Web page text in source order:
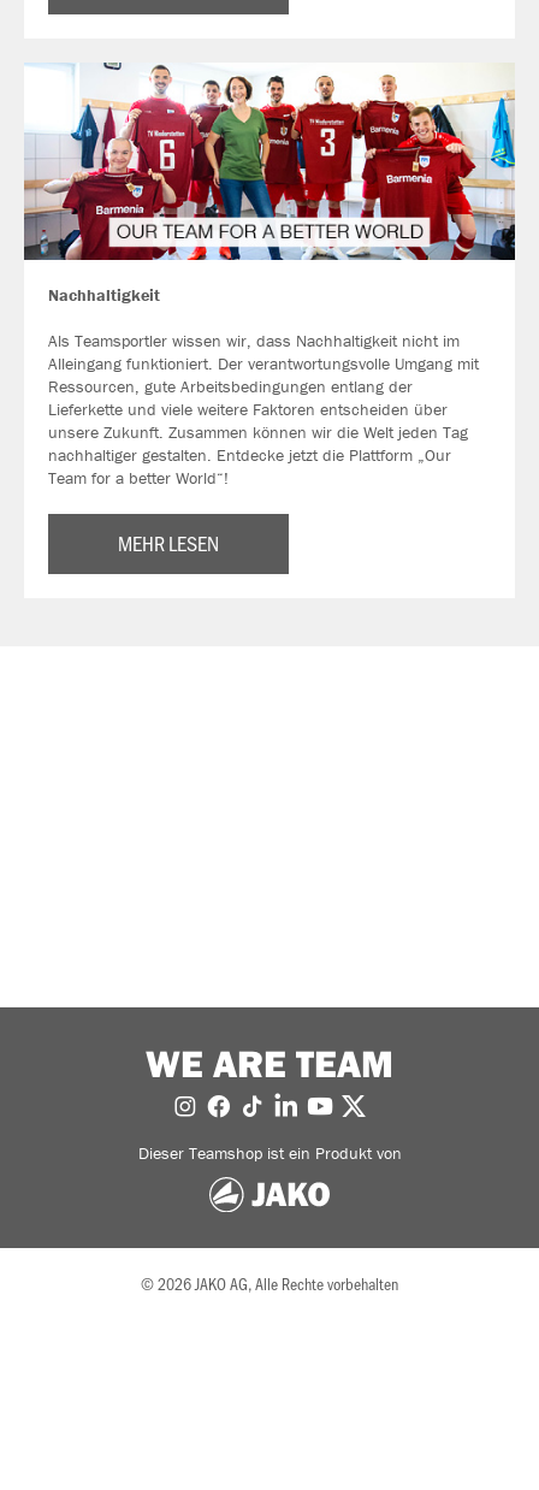
Nachhaltigkeit
Als Teamsportler wissen wir, dass Nachhaltigkeit nicht im
Alleingang funktioniert. Der verantwortungsvolle Umgang mit
Ressourcen, gute Arbeitsbedingungen entlang der
Lieferkette und viele weitere Faktoren entscheiden über
unsere Zukunft. Zusammen können wir die Welt jeden Tag
nachhaltiger gestalten. Entdecke jetzt die Plattform „Our
Team for a better World“!
MEHR LESEN
WE ARE TEAM
Dieser Teamshop ist ein Produkt von
© 2026 JAKO AG, Alle Rechte vorbehalten